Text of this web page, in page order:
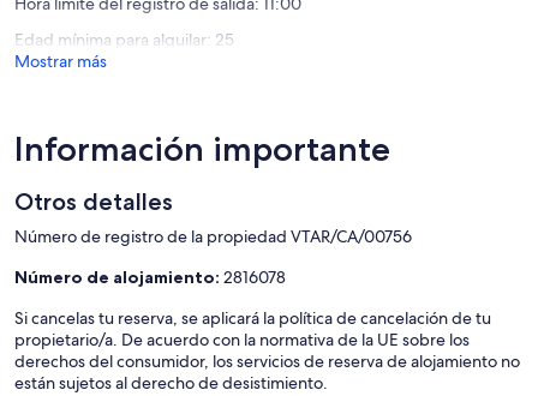
Edad mínima para alquilar: 25
Mostrar más
Información importante
Otros detalles
Número de registro de la propiedad VTAR/CA/00756
Número de alojamiento: 2816078
Si cancelas tu reserva, se aplicará la política de cancelación de tu
propietario/a. De acuerdo con la normativa de la UE sobre los
derechos del consumidor, los servicios de reserva de alojamiento no
están sujetos al derecho de desistimiento.